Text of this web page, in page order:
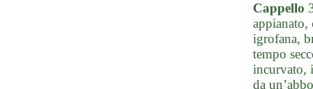
Cappello
appianato,
igrofana,
tempo
incurvato,
da